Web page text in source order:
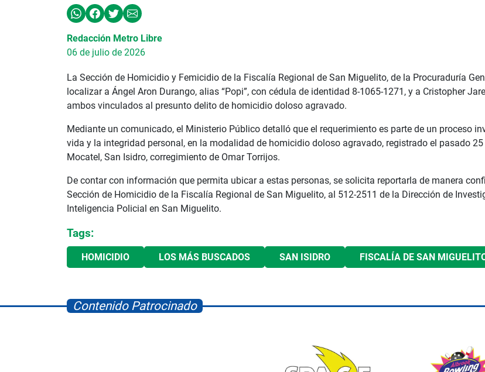
Redacción Metro Libre
06 de julio de 2026
La Sección de Homicidio y Femicidio de la Fiscalía Regional de San Miguelito, de la Procuraduría
localizar a Ángel Aron Durango, alias “Popi”, con cédula de identidad 8-1065-1271, y a Cristopher
ambos vinculados al presunto delito de homicidio doloso agravado.
Mediante un comunicado, el Ministerio Público detalló que el requerimiento es parte de un proceso
vida y la integridad personal, en la modalidad de homicidio doloso agravado, registrado el pasado
Mocatel, San Isidro, corregimiento de Omar Torrijos.
De contar con información que permita ubicar a estas personas, se solicita reportarla de manera
Sección de Homicidio de la Fiscalía Regional de San Miguelito, al 512-2511 de la Dirección de
Inteligencia Policial en San Miguelito.
Tags:
HOMICIDIO LOS MÁS BUSCADOS SAN ISIDRO FISCALÍA DE SAN
Contenido Patrocinado